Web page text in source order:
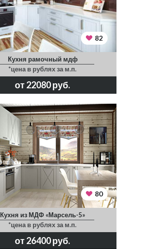
82
Кухня рамочный мдф
*цена в рублях за м.п.
от 22080 руб.
80
Кухня из МДФ «Марсель-5»
*цена в рублях за м.п.
от 26400 руб.